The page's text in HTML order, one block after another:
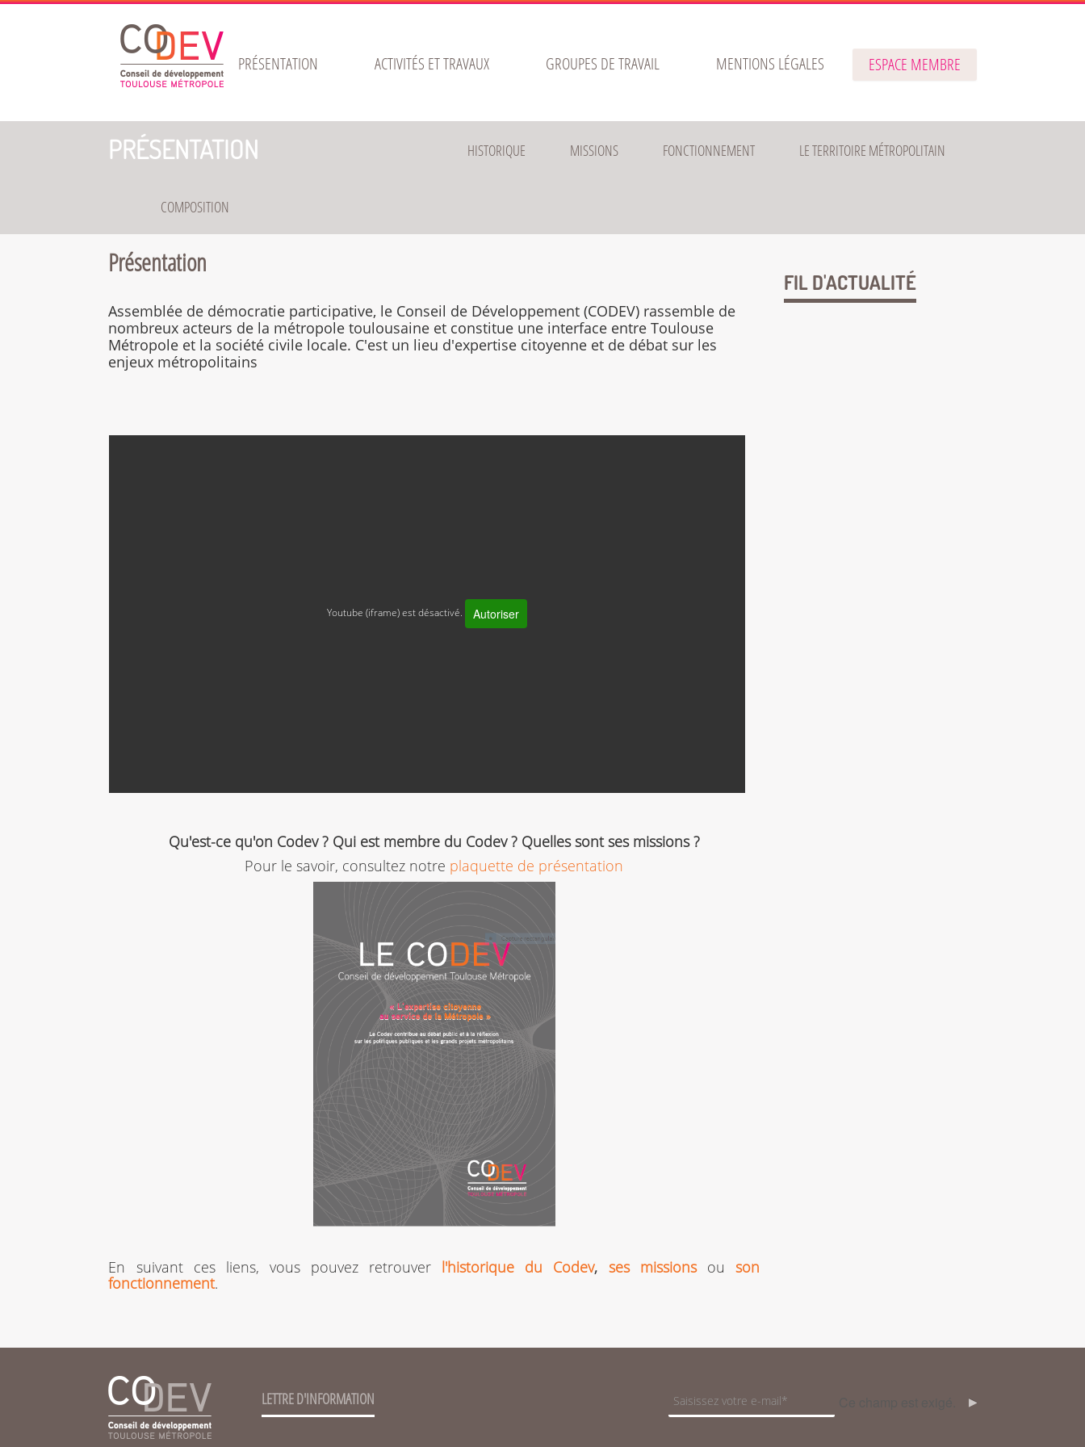
PRÉSENTATION ACTIVITÉS ET TRAVAUX GROUPES DE TRAVAIL MENTIONS LÉGALES ESPACE MEMBRE
PRÉSENTATION HISTORIQUE MISSIONS FONCTIONNEMENT LE TERRITOIRE MÉTROPOLITAIN
COMPOSITION
Présentation
Assemblée de démocratie participative, le Conseil de Développement (CODEV) rassemble de
nombreux acteurs de la métropole toulousaine et constitue une interface entre Toulouse
Métropole et la société civile locale. C'est un lieu d'expertise citoyenne et de débat sur les
enjeux métropolitains
Youtube (iframe) est désactivé. Autoriser
Qu'est-ce qu'on Codev ? Qui est membre du Codev ? Quelles sont ses missions ?
Pour le savoir, consultez notre plaquette de présentation
En suivant ces liens, vous pouvez retrouver l'historique du Codev, ses missionsou son
fonctionnement.
FIL D'ACTUALITÉ
LETTRE D'INFORMATION
Gestion de vos préférences sur les cookies